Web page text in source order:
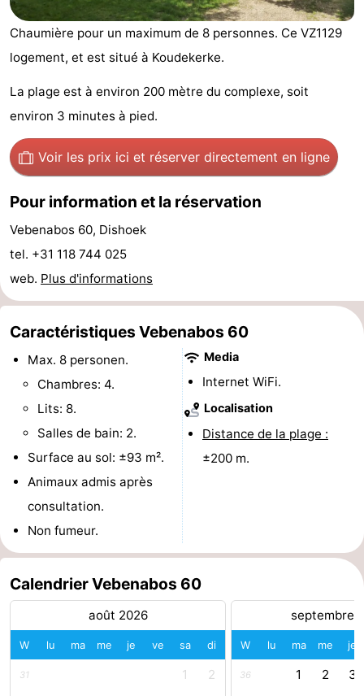
-
Duinzicht
-
Galgewei
-
Resort
Vlissingen
Strandpark
Zeeland
-
Vebenabos
-
Westduin
Hôtels
Last
Lieux
Musées
-
Points
vue
Attractions
Terrains
de
jeux
-
Aires
de
Bowling
Centres
Chaumière pour un maximum de 8 personnes. Ce VZ1129
logement, et est situé à Koudekerke.
La plage est à environ 200 mètre du complexe, soit
environ 3 minutes à pied.
Voir les prix ici et réserver directement en ligne
Pour information et la réservation
Vebenabos 60, Dishoek
tel. +31 118 744 025
web. Plus d'informations
Caractéristiques Vebenabos 60
Max. 8 personen.
Chambres: 4.
Lits: 8.
Salles de bain: 2.
Surface au sol: ±93 m².
Animaux admis après
consultation.
Non fumeur.
Media
Internet WiFi.
Localisation
Distance de la plage :
±200 m.
Calendrier Vebenabos 60
août 2026
W lu ma me je ve sa di
31 1 2
septembre
W lu ma me je
36 1 2 3